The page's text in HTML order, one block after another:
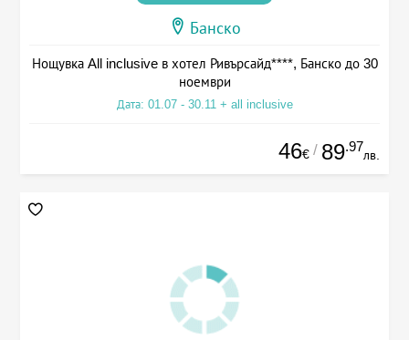
Банско
Нощувка All inclusive в хотел Ривърсайд****, Банско до 30
ноември
Дата: 01.07 - 30.11 + all inclusive
46€ / 89.97
лв.